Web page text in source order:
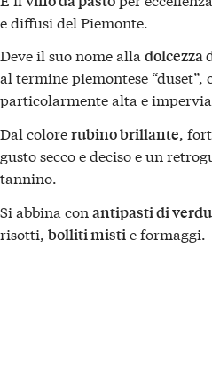
e diffusi del Piemonte.
Deve il suo nome alla dolcezza
al termine piemontese “duset”,
particolarmente alta e
Dal colorerubino brillante,
gusto secco e deciso e un
tannino.
Si abbina con antipasti di
risotti, bolliti misti e formaggi.